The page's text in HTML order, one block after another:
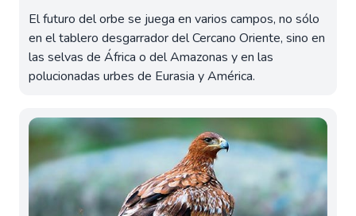
El futuro del orbe se juega en varios campos, no sólo
en el tablero desgarrador del Cercano Oriente, sino en
las selvas de África o del Amazonas y en las
polucionadas urbes de Eurasia y América.